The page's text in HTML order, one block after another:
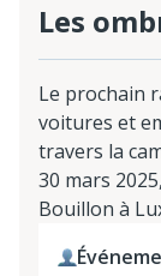
Les
Le prochain
voitures et
travers la
30 mars
Bouillon à